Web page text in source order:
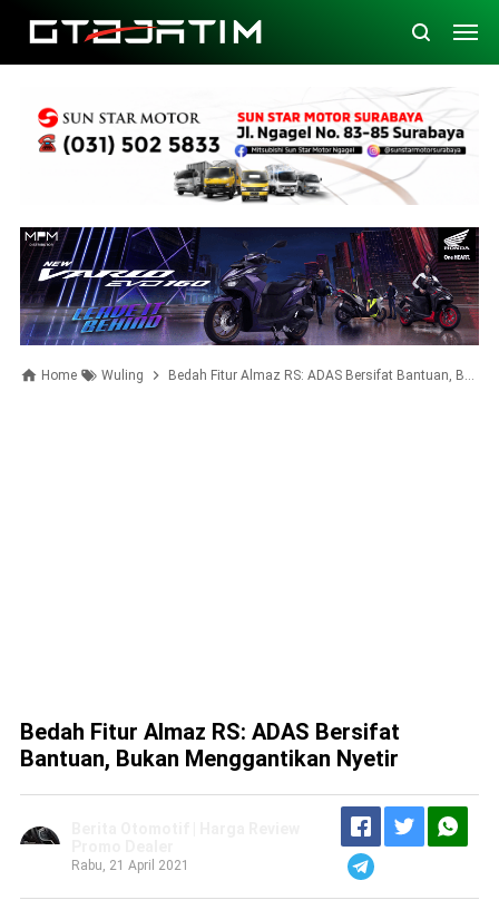
Home Wuling Bedah Fitur Almaz RS: ADAS Bersifat Bantuan, Bukan Menggantikan Nyetir
Bedah Fitur Almaz RS: ADAS Bersifat
Bantuan, Bukan Menggantikan Nyetir
Rabu, 21 April 2021